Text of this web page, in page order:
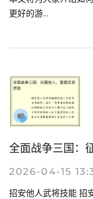
更好的游...
全面战争三国：
2026-04-15
招安他人武将技能 招